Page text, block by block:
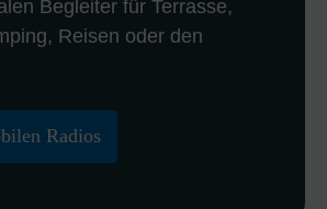
Begleiter für Terrasse,
Reisen oder den
Radios